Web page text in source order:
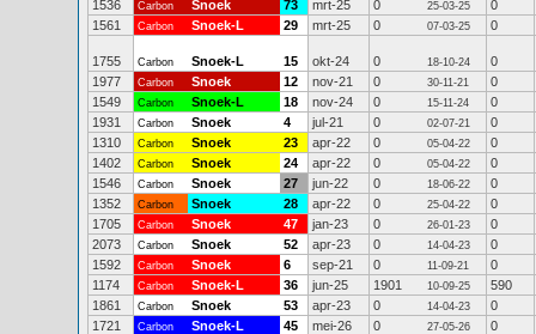
1536
Carbon Snoek 73 mrt-25 0 25-03-25
0
1561
Carbon Snoek-L 29 mrt-25 0 07-03-25 0
1755 Carbon Snoek-L 15 okt-24 0 18-10-24
0
1977
Carbon Snoek 12 nov-21 0 30-11-21
0
1549
Carbon Snoek-L 18 nov-24 0 15-11-24
0
1931
Carbon Snoek 4 jul-21 0 02-07-21
0
1310
Carbon Snoek 23 apr-22 0 05-04-22
0
1402
Carbon Snoek 24 apr-22 0 05-04-22
0
1546
Carbon Snoek 27 jun-22 0 18-06-22
0
1352
Carbon Snoek 28 apr-22 0 25-04-22
0
1705
Carbon Snoek 47 jan-23 0 26-01-23
0
2073
Carbon Snoek 52 apr-23 0 14-04-23
0
1592
Carbon Snoek 6 sep-21 0 11-09-21
0
1174
Carbon Snoek-L 36 jun-25 1901 10-09-25
590
1861
Carbon Snoek 53 apr-23 0 14-04-23
0
1721
Carbon Snoek-L 45 mei-26 0 27-05-26
0